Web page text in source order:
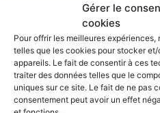
Gérer le
cookies
Pour offrir les meilleures
telles que les cookies pour stocker
appareils. Le fait de consentir à ces
traiter des données telles que le
uniques sur ce site. Le fait de ne pas
consentement peut avoir un effet
glace à la vanille pour les